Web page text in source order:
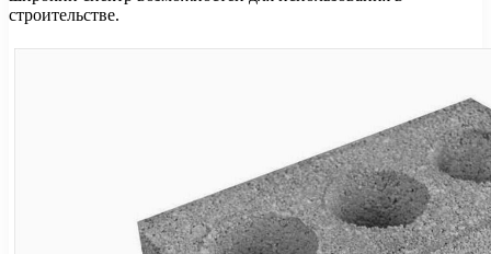
строительстве.